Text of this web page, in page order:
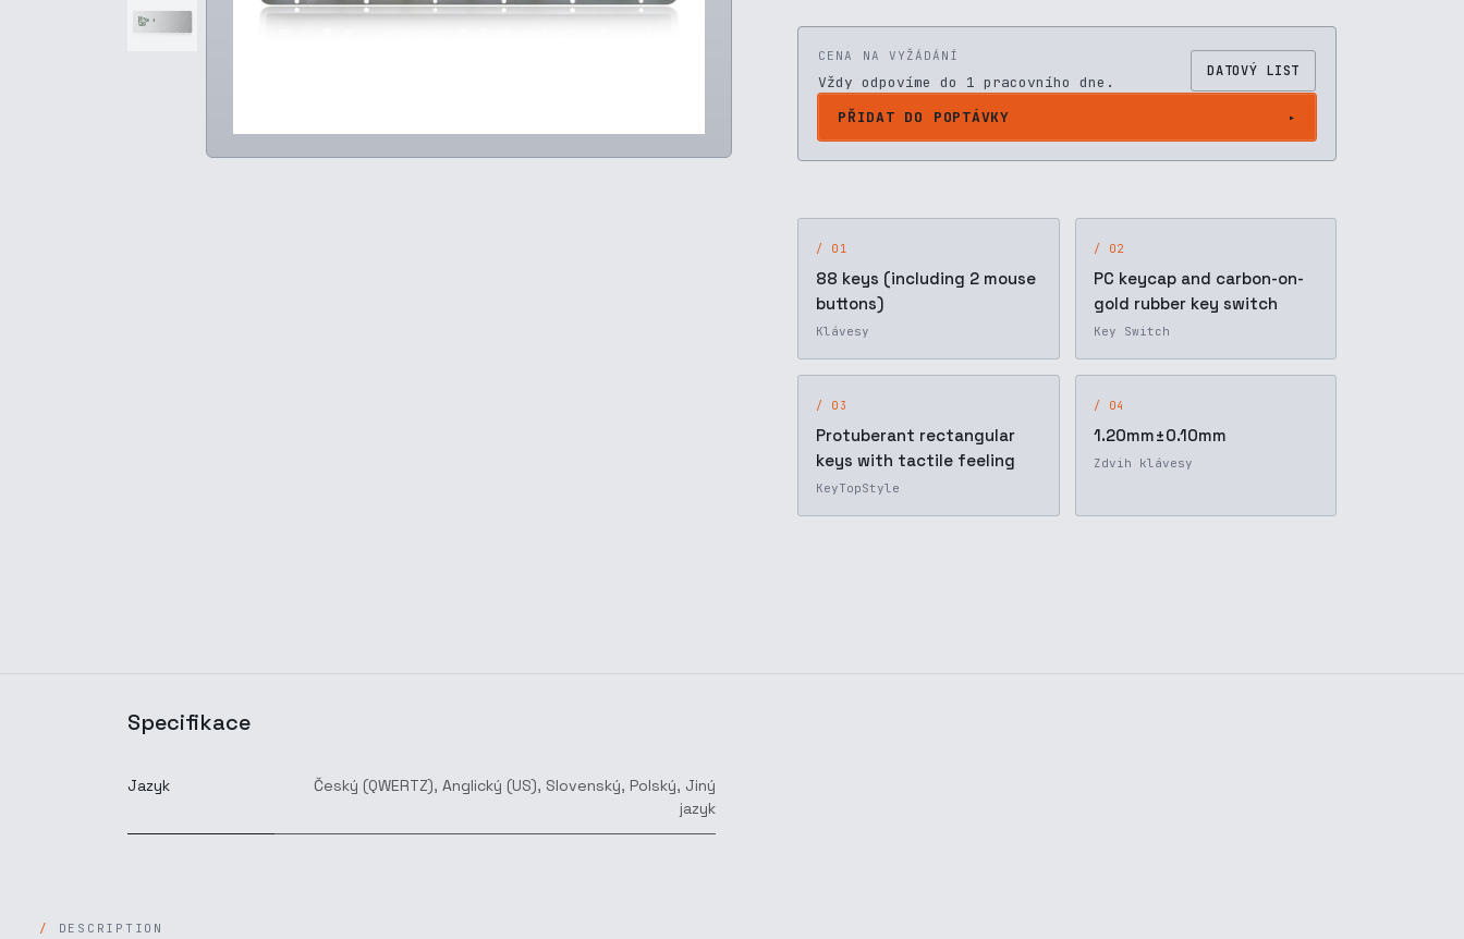
CENA NA VYŽÁDÁNÍ
Vždy odpovíme do 1 pracovního dne.
DATOVÝ LIST
PŘIDAT DO POPTÁVKY
/ 01
88 keys (including 2 mouse
buttons)
Klávesy
/ 02
PC keycap and carbon-on-
gold rubber key switch
Key Switch
/ 03
Protuberant rectangular
keys with tactile feeling
KeyTopStyle
/ 04
1.20mm±0.10mm
Zdvih klávesy
Specifikace
Jazyk Český (QWERTZ), Anglický (US), Slovenský, Polský, Jiný
jazyk
DESCRIPTION